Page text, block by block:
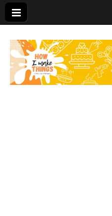
Carolina